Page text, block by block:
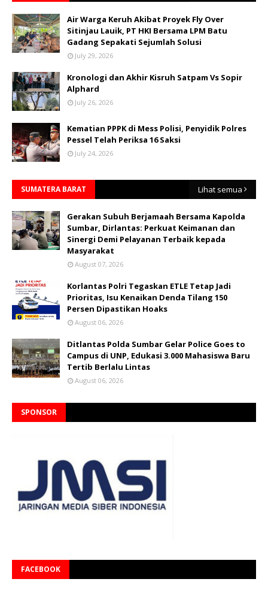
Air Warga Keruh Akibat Proyek Fly Over
Sitinjau Lauik, PT HKI Bersama LPM Batu
Gadang Sepakati Sejumlah Solusi
July 29, 2026
Kronologi dan Akhir Kisruh Satpam Vs Sopir
Alphard
July 26, 2026
Kematian PPPK di Mess Polisi, Penyidik Polres
Pessel Telah Periksa 16 Saksi
July 24, 2026
SUMATERA BARAT Lihat semua
Gerakan Subuh Berjamaah Bersama Kapolda
Sumbar, Dirlantas: Perkuat Keimanan dan
Sinergi Demi Pelayanan Terbaik kepada
Masyarakat
August 07, 2026
Korlantas Polri Tegaskan ETLE Tetap Jadi
Prioritas, Isu Kenaikan Denda Tilang 150
Persen Dipastikan Hoaks
August 06, 2026
Ditlantas Polda Sumbar Gelar Police Goes to
Campus di UNP, Edukasi 3.000 Mahasiswa Baru
Tertib Berlalu Lintas
August 06, 2026
SPONSOR
FACEBOOK